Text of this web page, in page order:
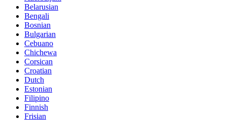
Belarusian
Bengali
Bosnian
Bulgarian
Cebuano
Chichewa
Corsican
Croatian
Dutch
Estonian
Filipino
Finnish
Frisian